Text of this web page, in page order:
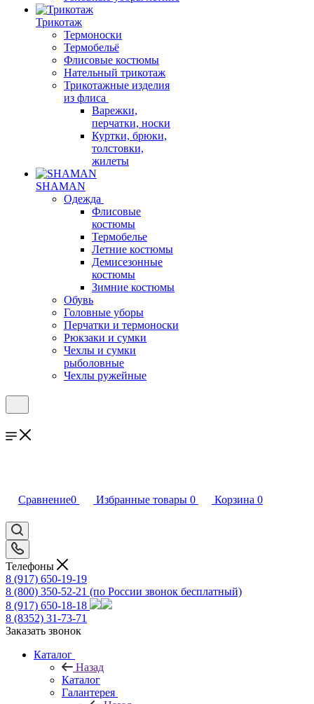
Трикотаж
Термоноски
Термобельё
Флисовые костюмы
Нательный трикотаж
Трикотажные изделия
из флиса
Варежки,
перчатки, носки
Куртки, брюки,
толстовки,
жилеты
SHAMAN
Одежда
Флисовые
костюмы
Термобелье
Летние костюмы
Демисезонные
костюмы
Зимние костюмы
Обувь
Головные уборы
Перчатки и термоноски
Рюкзаки и сумки
Чехлы и сумки
рыболовные
Чехлы ружейные
Сравнение0 Избранные товары 0 Корзина 0
Телефоны
8 (917) 650-19-19
8 (800) 350-52-21 (по России звонок бесплатный)
8 (917) 650-18-18
8 (8352) 31-73-71
Заказать звонок
Каталог
Назад
Каталог
Галантерея